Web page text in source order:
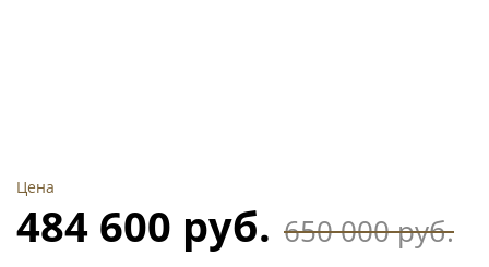
Цена
484 600 руб. 650 000 руб.